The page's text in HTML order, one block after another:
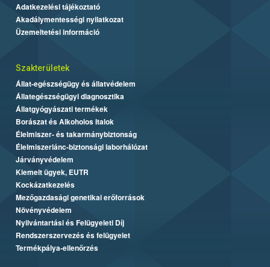
Adatkezelési tájékoztató
Akadálymentességi nyilatkozat
Üzemeltetési információ
Szakterületek
Állat-egészségügy és állatvédelem
Állategészségügyi diagnosztika
Állatgyógyászati termékek
Borászat és Alkoholos Italok
Élelmiszer- és takarmánybiztonság
Élelmiszerlánc-biztonsági laborhálózat
Járványvédelem
Kiemelt ügyek, EUTR
Kockázatkezelés
Mezőgazdasági genetikai erőforrások
Növényvédelem
Nyilvántartási és Felügyeleti Díj
Rendszerszervezés és felügyelet
Termékpálya-ellenőrzés